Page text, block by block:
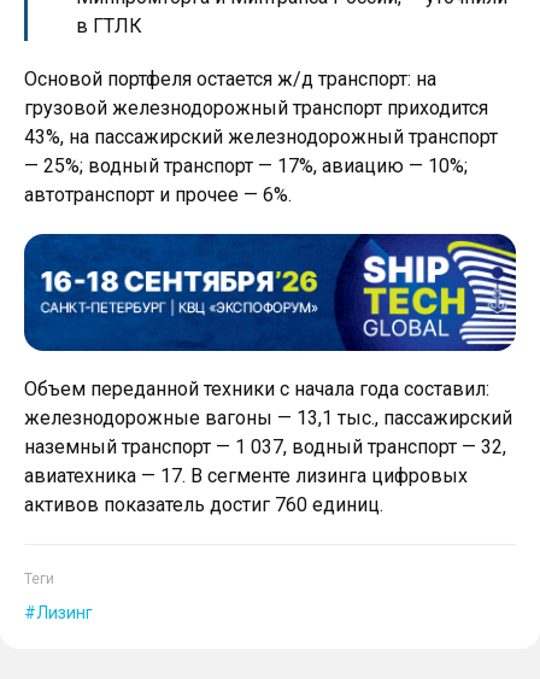
в ГТЛК
Основой портфеля остается ж/д транспорт: на
грузовой железнодорожный транспорт приходится
43%, на пассажирский железнодорожный транспорт
— 25%; водный транспорт — 17%, авиацию — 10%;
автотранспорт и прочее — 6%.
Объем переданной техники с начала года составил:
железнодорожные вагоны — 13,1 тыс., пассажирский
наземный транспорт — 1 037, водный транспорт — 32,
авиатехника — 17. В сегменте лизинга цифровых
активов показатель достиг 760 единиц.
Теги
Лизинг